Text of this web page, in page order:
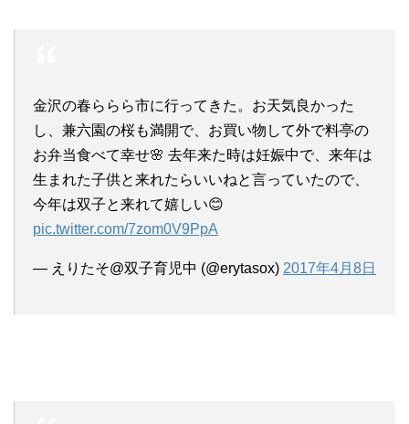
金沢の春ららら市に行ってきた。お天気良かった
し、兼六園の桜も満開で、お買い物して外で料亭の
お弁当食べて幸せ🌸 去年来た時は妊娠中で、来年は
生まれた子供と来れたらいいねと言っていたので、
今年は双子と来れて嬉しい😊
pic.twitter.com/7zom0V9PpA
— えりたそ@双子育児中 (@erytasox) 2017年4月8日